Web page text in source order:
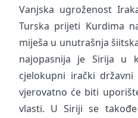
Vanjska ugroženost
Turska prijeti Kurdima
miješa u unutrašnja
najopasnija je Sirija u
cjelokupni irački
vjerovatno će biti
vlasti. U Siriji se